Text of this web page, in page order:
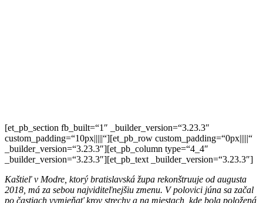
[et_pb_section fb_built=“1″ _builder_version=“3.23.3″
custom_padding=“10px|||||“][et_pb_row custom_padding=“0px|||||“
_builder_version=“3.23.3″][et_pb_column type=“4_4″
_builder_version=“3.23.3″][et_pb_text _builder_version=“3.23.3″]
Kaštieľ v Modre, ktorý bratislavská župa rekonštruuje od augusta
2018, má za sebou najviditeľnejšiu zmenu. V polovici júna sa začal
po častiach vymieňať krov strechy a na miestach, kde bola položená